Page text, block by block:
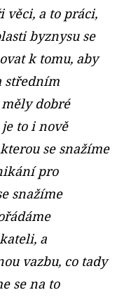
věci, a to práci,
byznysu se
k tomu, aby
středním
dobré
to i nově
se snažíme
pro
snažíme
a
vazbu, co tady
se na to